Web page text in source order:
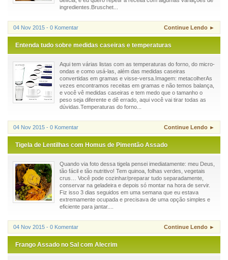
ingredientes.Bruschet...
04 Nov 2015 - 0 Komentar Continue Lendo ►
Entenda tudo sobre medidas caseiras e temperaturas
Aqui tem várias listas com as temperaturas do forno, do micro-
ondas e como usá-las, além das medidas caseiras
convertidas em gramas e visse-versa.Imagem: metacolherAs
vezes encontramos receitas em gramas e não temos balança,
e você vê medidas caseiras e tem medo que o tamanho o
peso seja diferente e dê errado, aqui você vai tirar todas as
dúvidas.Temperaturas do forno...
04 Nov 2015 - 0 Komentar Continue Lendo ►
Tigela de Lentilhas com Homus de Pimentão Assado
Quando via foto dessa tigela pensei imediatamente: meu Deus,
tão fácil e tão nutritivo! Tem quinoa, folhas verdes, vegetais
crus… Você pode cozinhar/preparar tudo separadamente,
conservar na geladeira e depois só montar na hora de servir.
Fiz isso 3 dias seguidos em uma semana que eu estava
extremamente ocupada e precisava de uma opção simples e
eficiente para jantar....
04 Nov 2015 - 0 Komentar Continue Lendo ►
Frango Assado no Sal com Alecrim